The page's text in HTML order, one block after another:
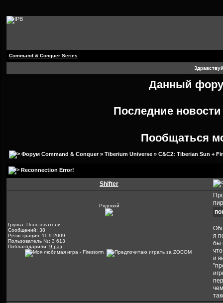
Command & Conquer Series
Данный
Последние
Пообщаться
Форум Command & Conquer» Tiberium Universe » C&C2: Tiberian Sun +
Reconnection Error!
Shifter
Рядовой
Группа: Пользователи
Сообщений: 38
Регистрация: 11.9.2009
Пользователь №: 3 613
Поблагодарили: 9 раз
я
бы
и